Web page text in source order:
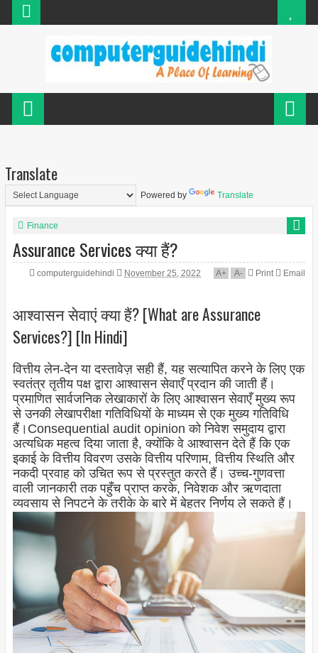
Translate
Powered by Translate
Finance
Assurance Services क्या हैं?
computerguidehindi November 25, 2022 A+ A- Print Email
आश्वासन सेवाएं क्या हैं? [What are Assurance
Services?] [In Hindi]
वित्तीय लेन-देन या दस्तावेज़ सही हैं, यह सत्यापित करने के लिए एक
स्वतंत्र तृतीय पक्ष द्वारा आश्वासन सेवाएँ प्रदान की जाती हैं।
प्रमाणित सार्वजनिक लेखाकारों के लिए आश्वासन सेवाएँ मुख्य रूप
से उनकी लेखापरीक्षा गतिविधियों के माध्यम से एक मुख्य गतिविधि
हैं।Consequential audit opinion को निवेश समुदाय द्वारा
अत्यधिक महत्व दिया जाता है, क्योंकि वे आश्वासन देते हैं कि एक
इकाई के वित्तीय विवरण उसके वित्तीय परिणाम, वित्तीय स्थिति और
नकदी प्रवाह को उचित रूप से प्रस्तुत करते हैं। उच्च-गुणवत्ता
वाली जानकारी तक पहुँच प्राप्त करके, निवेशक और ऋणदाता
व्यवसाय से निपटने के तरीके के बारे में बेहतर निर्णय ले सकते हैं।